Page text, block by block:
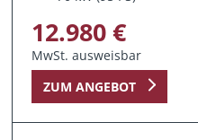
12.980 €
MwSt. ausweisbar
ZUM ANGEBOT